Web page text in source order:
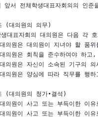
앞서 전체학생대표자회의의 인준
(대의원의 의무)
생대표자회의 대의원은 다음 각
의원은 대의원이 지녀야 할 품위
의원은 회칙을 준수하여야 하고,
의원은 자신이 소속된 기구의 의
의원은 양심에 따라 직무를 행하
(대의원의 청가∙결석)
의원이 사고 또는 부득이한 이유
의원이 사고 또는 부득이한 이유